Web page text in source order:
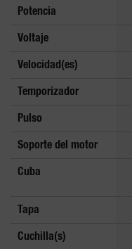
Potencia
Voltaje
Velocidad(es)
Temporizador
Pulso
Soporte del motor
Cuba
Tapa
Cuchilla(s)